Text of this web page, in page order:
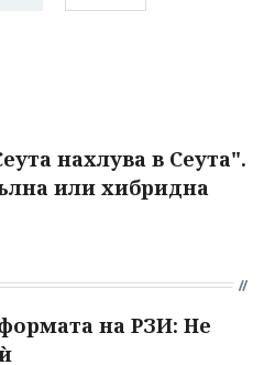
нахлува в Сеута".
или хибридна
на РЗИ: Не